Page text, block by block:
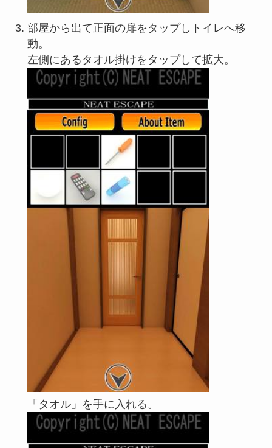
部屋から出て正面の扉をタップしトイレへ移
動。
左側にあるタオル掛けをタップして拡大。
「タオル」を手に入れる。